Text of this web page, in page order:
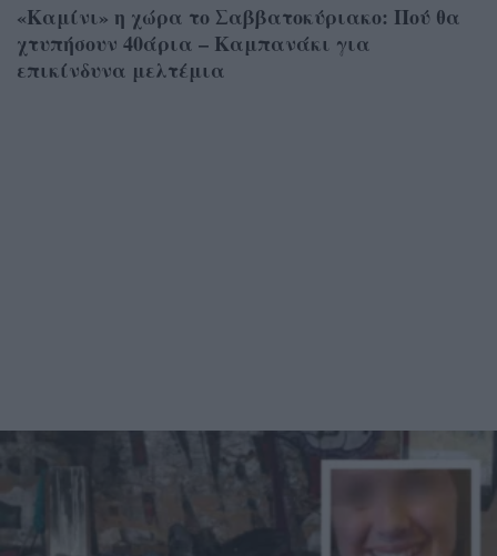
«Καμίνι» η χώρα το Σαββατοκύριακο: Πού θα
χτυπήσουν 40άρια – Καμπανάκι για
επικίνδυνα μελτέμια